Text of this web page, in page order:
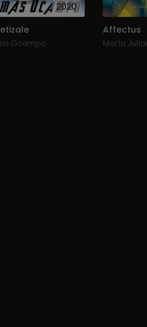
2020
Ocampo
Affectus
María